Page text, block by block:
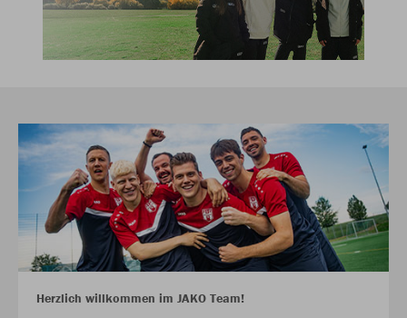
Herzlich willkommen im JAKO Team!